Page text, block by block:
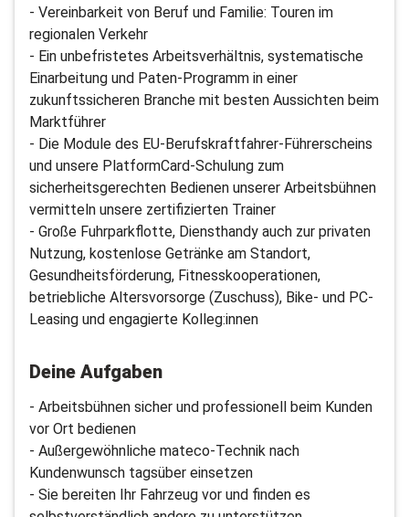
- Vereinbarkeit von Beruf und Familie: Touren im
regionalen Verkehr
- Ein unbefristetes Arbeitsverhältnis, systematische
Einarbeitung und Paten-Programm in einer
zukunftssicheren Branche mit besten Aussichten beim
Marktführer
- Die Module des EU-Berufskraftfahrer-Führerscheins
und unsere PlatformCard-Schulung zum
sicherheitsgerechten Bedienen unserer Arbeitsbühnen
vermitteln unsere zertifizierten Trainer
- Große Fuhrparkflotte, Diensthandy auch zur privaten
Nutzung, kostenlose Getränke am Standort,
Gesundheitsförderung, Fitnesskooperationen,
betriebliche Altersvorsorge (Zuschuss), Bike- und PC-
Leasing und engagierte Kolleg:innen
Deine Aufgaben
- Arbeitsbühnen sicher und professionell beim Kunden
vor Ort bedienen
- Außergewöhnliche mateco-Technik nach
Kundenwunsch tagsüber einsetzen
- Sie bereiten Ihr Fahrzeug vor und finden es